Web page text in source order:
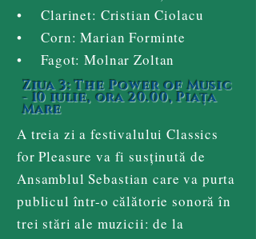
• Clarinet: Cristian Ciolacu
• Corn: Marian Forminte
• Fagot: Molnar Zoltan
Ziua 3: The Power of Music
- 10 iulie, ora 20.00, Piața
Mare
A treia zi a festivalului Classics
for Pleasure va fi susținută de
Ansamblul Sebastian care va purta
publicul într-o călătorie sonoră în
trei stări ale muzicii: de la